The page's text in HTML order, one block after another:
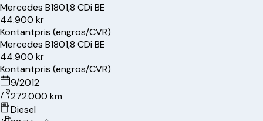
Mercedes B1801,8 CDi BE
44.900 kr
Kontantpris (engros/CVR)
Mercedes B1801,8 CDi BE
44.900 kr
Kontantpris (engros/CVR)
9/2012
272.000 km
Diesel